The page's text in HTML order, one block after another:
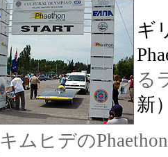
ギ
る
新
キムヒデの